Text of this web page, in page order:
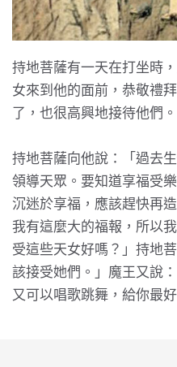
持地菩薩有一天在打坐時
女來到他的面前，恭敬禮
了，也很高興地接待他們。
持地菩薩向他說：「過去
領導天眾。要知道享福受
沉迷於享福，應該趕快再
我有這麼大的福報，所以
受這些天女好嗎？」持地
該接受她們。」魔王又說
又可以唱歌跳舞，給你最